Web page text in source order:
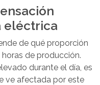
eléctrica
de qué proporción
de producción.
durante el día, es
ve afectada por este